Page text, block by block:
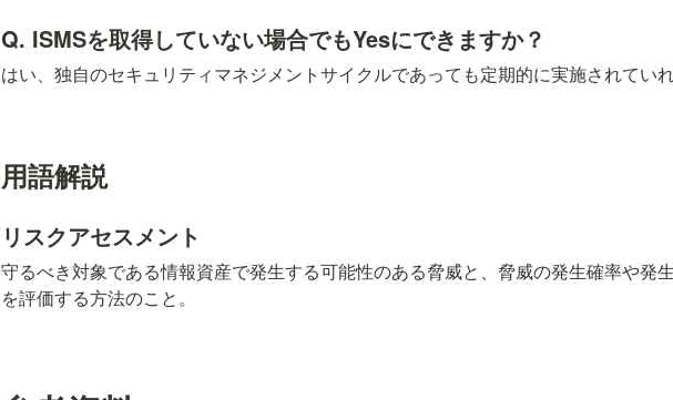
Q. ISMSを取得していない場合でもYesにできますか？
はい、独自のセキュリティマネジメントサイクルであっても定期的に実施されていれ
用語解説
リスクアセスメント
守るべき対象である情報資産で発生する可能性のある脅威と、脅威の発生確率や発
を評価する方法のこと。